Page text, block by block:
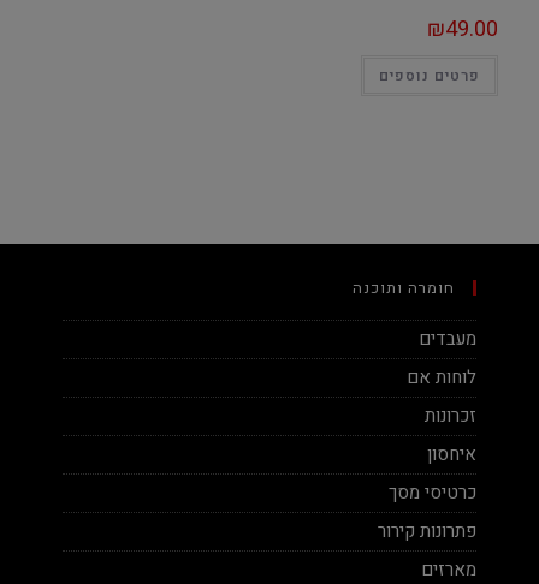
₪49.00
פרטים נוספים
חומרה ותוכנה
מעבדים
לוחות אם
זכרונות
איחסון
כרטיסי מסך
פתרונות קירור
מארזים